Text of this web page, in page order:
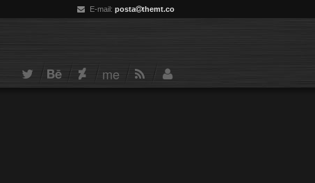
E-mail: posta themt.co
me